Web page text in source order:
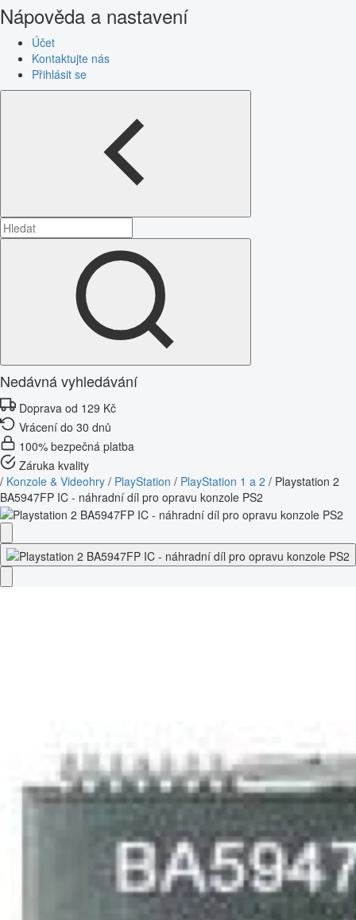
Nápověda a nastavení
Účet
Kontaktujte nás
Přihlásit se
Nedávná vyhledávání
Doprava od 129 Kč
Vrácení do 30 dnů
100% bezpečná platba
Záruka kvality
/ Konzole & Videohry / PlayStation / PlayStation 1 a 2 / Playstation 2
BA5947FP IC - náhradní díl pro opravu konzole PS2